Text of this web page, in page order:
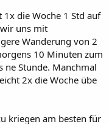
die Woche 1 Std auf
uns mit
Wanderung von 2
10 Minuten zum
ne Stunde. Manchmal
2x die Woche übe
kriegen am besten für